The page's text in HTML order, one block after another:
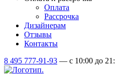
Оплата
Рассрочка
Дизайнерам
Отзывы
Контакты
8 495 777-91-93 — c 10:00 до